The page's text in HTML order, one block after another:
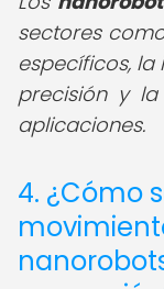
sectores
específicos,
precisión y
aplicaciones.
4. ¿Cómo